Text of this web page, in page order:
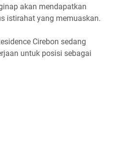
akan mendapatkan
istirahat yang memuaskan.
Cirebon sedang
untuk posisi sebagai